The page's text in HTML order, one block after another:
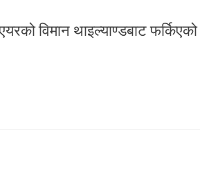
विमान थाइल्याण्डबाट फर्किएको